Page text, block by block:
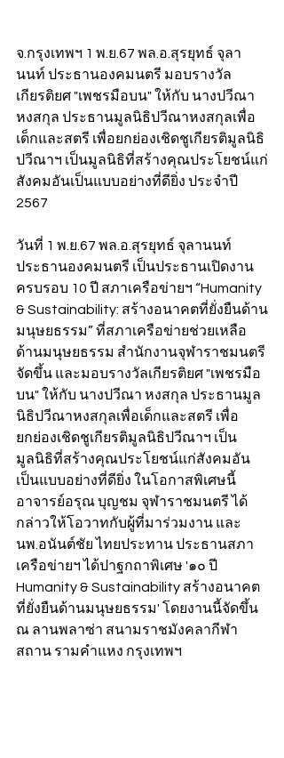
จ.กรุงเทพฯ 1 พ.ย.67 พล.อ.สุรยุทธ์ จุลา
นนท์ ประธานองคมนตรี มอบรางวัล
เกียรติยศ "เพชรมือบน" ให้กับ นางปวีณา
หงสกุล ประธานมูลนิธิปวีณาหงสกุลเพื่อ
เด็กและสตรี เพื่อยกย่องเชิดชูเกียรติมูลนิธิ
ปวีณาฯ เป็นมูลนิธิที่สร้างคุณประโยชน์แก่
สังคมอันเป็นแบบอย่างที่ดียิ่ง ประจำปี
2567
วันที่ 1 พ.ย.67 พล.อ.สุรยุทธ์ จุลานนท์
ประธานองคมนตรี เป็นประธานเปิดงาน
ครบรอบ 10 ปี สภาเครือข่ายฯ “Humanity
& Sustainability: สร้างอนาคตที่ยั่งยืนด้าน
มนุษยธรรม” ที่สภาเครือข่ายช่วยเหลือ
ด้านมนุษยธรรม สำนักงานจุฬาราชมนตรี
จัดขึ้น และมอบรางวัลเกียรติยศ "เพชรมือ
บน" ให้กับ นางปวีณา หงสกุล ประธานมูล
นิธิปวีณาหงสกุลเพื่อเด็กและสตรี เพื่อ
ยกย่องเชิดชูเกียรติมูลนิธิปวีณาฯ เป็น
มูลนิธิที่สร้างคุณประโยชน์แก่สังคมอัน
เป็นแบบอย่างที่ดียิ่ง ในโอกาสพิเศษนี้
อาจารย์อรุณ บุญชม จุฬาราชมนตรี ได้
กล่าวให้โอวาทกับผู้ที่มาร่วมงาน และ
นพ.อนันต์ชัย ไทยประทาน ประธานสภา
เครือข่ายฯ ได้ปาฐกถาพิเศษ '๑๐ ปี
Humanity & Sustainability สร้างอนาคต
ที่ยั่งยืนด้านมนุษยธรรม' โดยงานนี้จัดขึ้น
ณ ลานพลาซ่า สนามราชมังคลากีฬา
สถาน รามคำแหง กรุงเทพฯ